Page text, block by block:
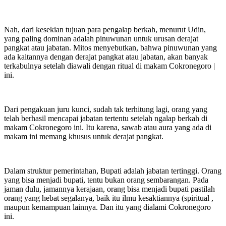
Nah, dari kesekian tujuan para pengalap berkah, menurut Udin,
yang paling dominan adalah pinuwunan untuk urusan derajat
pangkat atau jabatan. Mitos menyebutkan, bahwa pinuwunan yang
ada kaitannya dengan derajat pangkat atau jabatan, akan banyak
terkabulnya setelah diawali dengan ritual di makam Cokronegoro |
ini.
Dari pengakuan juru kunci, sudah tak terhitung lagi, orang yang
telah berhasil mencapai jabatan tertentu setelah ngalap berkah di
makam Cokronegoro ini. Itu karena, sawab atau aura yang ada di
makam ini memang khusus untuk derajat pangkat.
Dalam struktur pemerintahan, Bupati adalah jabatan tertinggi. Orang
yang bisa menjadi bupati, tentu bukan orang sembarangan. Pada
jaman dulu, jamannya kerajaan, orang bisa menjadi bupati pastilah
orang yang hebat segalanya, baik itu ilmu kesaktiannya (spiritual ,
maupun kemampuan lainnya. Dan itu yang dialami Cokronegoro
ini.